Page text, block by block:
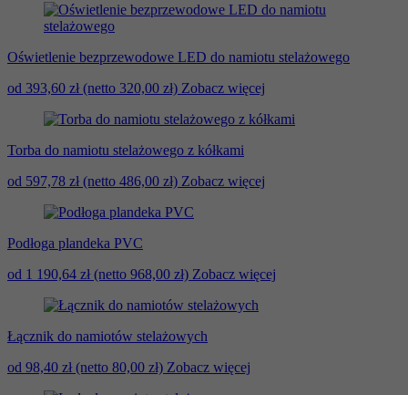
Oświetlenie bezprzewodowe LED do namiotu stelażowego
od 393,60 zł(netto 320,00 zł) Zobacz więcej
Torba do namiotu stelażowego z kółkami
od 597,78 zł(netto 486,00 zł) Zobacz więcej
Podłoga plandeka PVC
od 1 190,64 zł(netto 968,00 zł) Zobacz więcej
Łącznik do namiotów stelażowych
od 98,40 zł(netto 80,00 zł) Zobacz więcej